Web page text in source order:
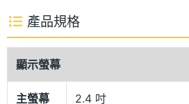
雙卡雙待功能
PONY P538 具備雙卡雙待的功
SIM 卡同時待機，讓消費者可同
途的兩組門號，對於時常需要旅
產品規格
顯示螢幕
主螢幕
2.4 吋